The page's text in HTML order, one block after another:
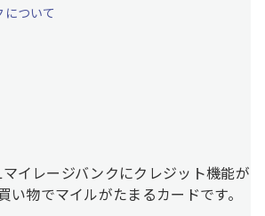
ついて
イレージバンクにクレジット機能が
い物でマイルがたまるカードです。